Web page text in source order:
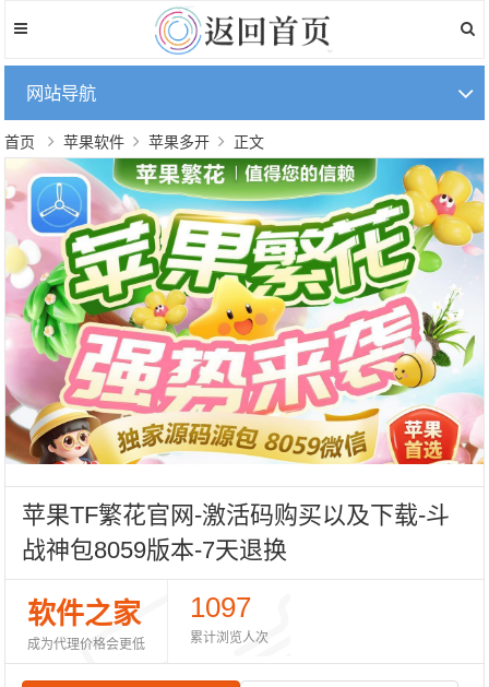
网站导航
首页 苹果软件 苹果多开 正文
苹果TF繁花官网-激活码购买以及下载-斗
战神包8059版本-7天退换
软件之家
成为代理价格会更低
1097
累计浏览人次